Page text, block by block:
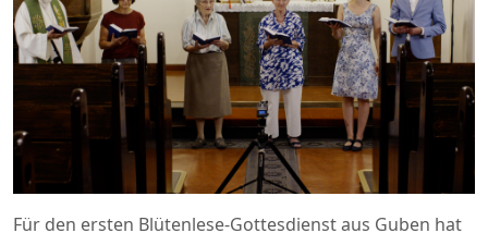
Für den ersten Blütenlese-Gottesdienst aus Guben hat